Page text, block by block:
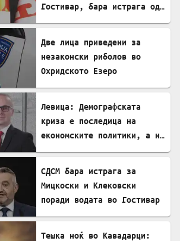
Гостивар, бара истрага од
Две лица приведени за
незаконски риболов во
Охридското Езеро
Левица: Демографската
криза е последица на
економските политики, а не
СДСМ бара истрага за
Мицкоски и Клековски
поради водата во Гостивар
Тешка ноќ во Кавадарци: